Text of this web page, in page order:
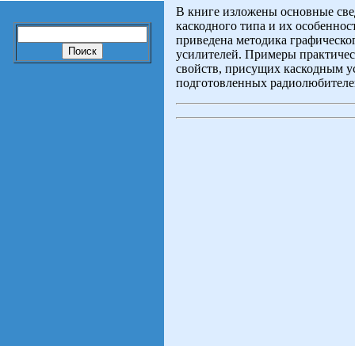
В книге изложены основные
каскодного типа и их
приведена методика
усилителей. Примеры
свойств, присущих каскодным
подготовленных